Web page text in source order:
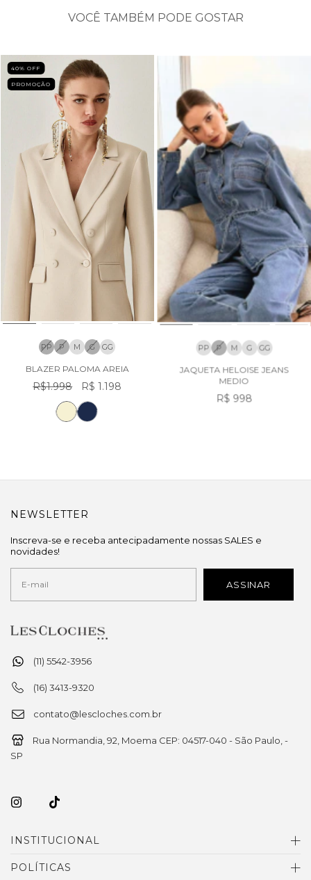
VOCÊ TAMBÉM PODE GOSTAR
40% OFF
PROMOÇÃO
PP P M G GG
BLAZER PALOMA AREIA
R$1.998 R$ 1.198
PP P M G GG
JAQUETA HELOISE JEANS
MEDIO
R$ 998
(11) 5542-3956
(16) 3413-9320
contato@lescloches.com.br
Rua Normandia, 92, Moema CEP: 04517-040 - São Paulo, -
SP
INSTITUCIONAL
POLÍTICAS
NEWSLETTER
Inscreva-se e receba antecipadamente nossas SALES e
novidades!